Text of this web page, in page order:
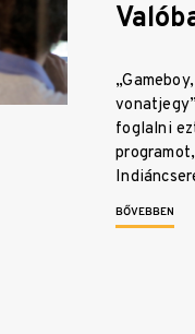
foglalni
BŐVEBBEN